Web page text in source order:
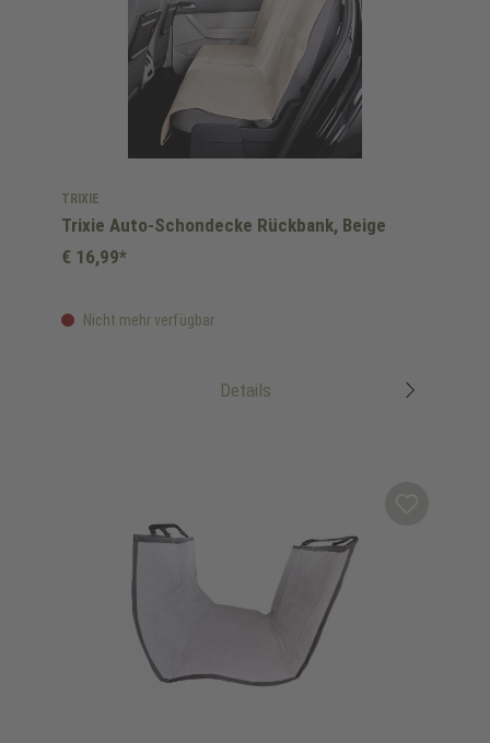
TRIXIE
Trixie Auto-Schondecke Rückbank, Beige
Nicht mehr verfügbar
€ 16,99*
Details